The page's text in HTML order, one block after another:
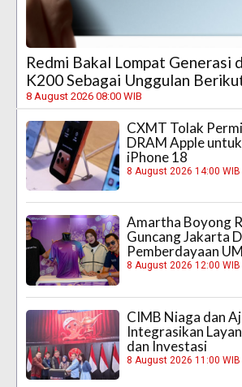
Redmi Bakal Lompat Generasi
K200 Sebagai Unggulan
8 August 2026 08:00 WIB
CXMT Tolak
DRAM Apple
iPhone 18
8 August 2026 14:00 WIB
Amartha Boyong
Guncang Jakarta
Pemberdayaan
8 August 2026 12:00 WIB
CIMB Niaga dan
Integrasikan
dan Investasi
8 August 2026 11:00 WIB